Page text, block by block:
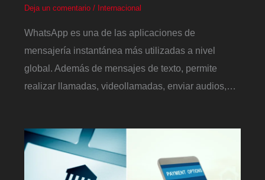
Deja un comentario / Internacional
WhatsApp es una de las aplicaciones de
mensajería instantánea más utilizadas a nivel
global. Además de mensajes de texto, permite
realizar llamadas, videollamadas, enviar audios,…